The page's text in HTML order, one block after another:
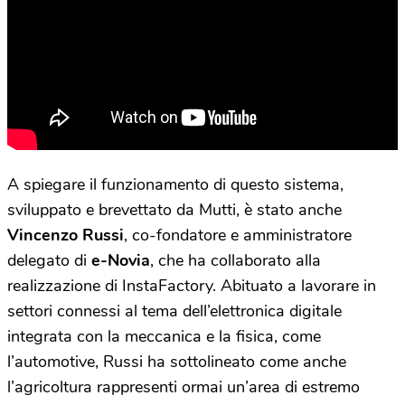
A spiegare il funzionamento di questo sistema,
sviluppato e brevettato da Mutti, è stato anche
Vincenzo Russi, co-fondatore e amministratore
delegato di e-Novia, che ha collaborato alla
realizzazione di InstaFactory. Abituato a lavorare in
settori connessi al tema dell’elettronica digitale
integrata con la meccanica e la fisica, come
l’automotive, Russi ha sottolineato come anche
l’agricoltura rappresenti ormai un’area di estremo